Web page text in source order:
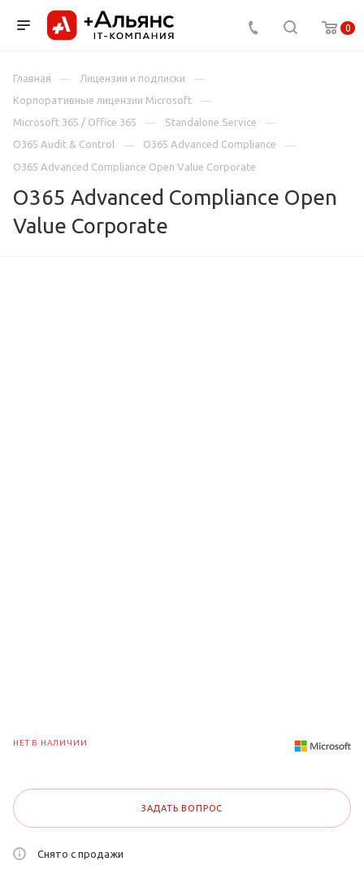
0
Главная
Лицензии и подписки
Корпоративные лицензии Microsoft
Microsoft 365 / Office 365
Standalone Service
O365 Audit & Control
O365 Advanced Compliance
O365 Advanced Compliance Open Value Corporate
O365 Advanced Compliance Open
Value Corporate
НЕТ В НАЛИЧИИ
ЗАДАТЬ ВОПРОС
Снято с продажи